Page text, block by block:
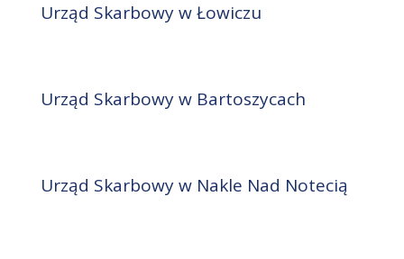
Urząd Skarbowy w Łowiczu
Urząd Skarbowy w Bartoszycach
Urząd Skarbowy w Nakle Nad Notecią